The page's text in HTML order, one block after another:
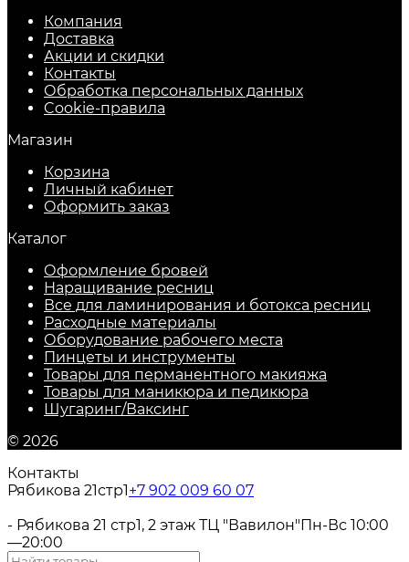
Компания
Доставка
Акции и скидки
Контакты
Обработка персональных данных
Cookie-правила
Магазин
Корзина
Личный кабинет
Оформить заказ
Каталог
Оформление бровей
Наращивание ресниц
Все для ламинирования и ботокса ресниц
Расходные материалы
Оборудование рабочего места
Пинцеты и инструменты
Товары для перманентного макияжа
Товары для маникюра и педикюра
Шугаринг/Ваксинг
© 2026
Контакты
Рябикова 21стр1+7 902 009 60 07
- Рябикова 21 стр1, 2 этаж ТЦ "Вавилон"Пн-Вс 10:00
—20:00